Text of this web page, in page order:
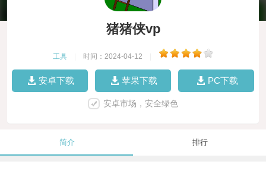
猪猪侠vp
工具 时间：2024-04-12
安卓下载 苹果下载 PC下载
安卓市场，安全绿色
简介 排行